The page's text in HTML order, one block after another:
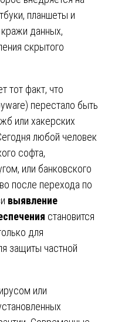
планшеты и
данных,
скрытого
тот факт, что
перестало быть
или хакерских
любой человек
софта,
или банковского
после перехода по
выявление
становится
для
защиты частной
или